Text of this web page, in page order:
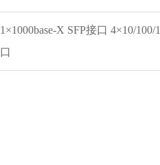
1×1000base-X SFP接口 4×10/100/
口